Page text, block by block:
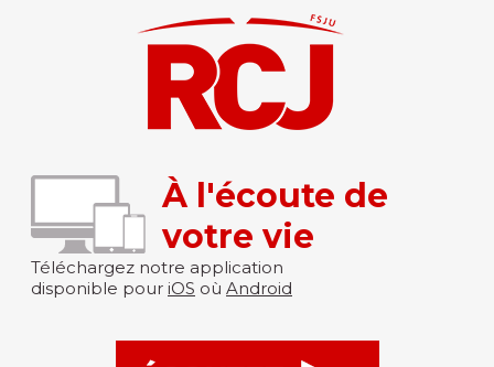
À l'écoute de
votre vie
Téléchargez notre application
disponible pour iOS où Android